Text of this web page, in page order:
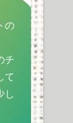
の
チ
て
し